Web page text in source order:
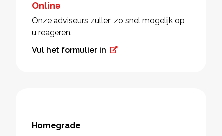
Online
Onze adviseurs zullen zo snel mogelijk op
u reageren.
Vul het formulier in
Homegrade